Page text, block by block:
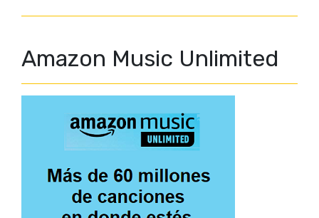
Amazon Music Unlimited